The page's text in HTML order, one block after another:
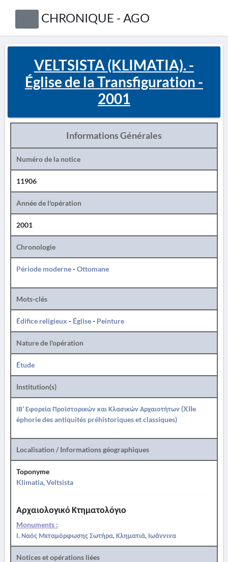
CHRONIQUE - AGO
VELTSISTA (KLIMATIA). -
Église de la Transfiguration -
2001
Informations Générales
Numéro de la notice
11906
Année de l'opération
2001
Chronologie
Période moderne-Ottomane
Mots-clés
Édifice religieux - Église- Peinture
Nature de l'opération
Étude
Institution(s)
ΙΒ' Εφορεία Προϊστορικών και Κλασικών Αρχαιοτήτων (XIIe
éphorie des antiquités préhistoriques et classiques)
Localisation / Informations géographiques
Toponyme
Klimatia, Veltsista
Αρχαιολογικό Κτηματολόγιο
Monuments :
Ι. Ναός Μεταμόρφωσης Σωτήρα, Κληματιά, Ιωάννινα
Notices et opérations liées